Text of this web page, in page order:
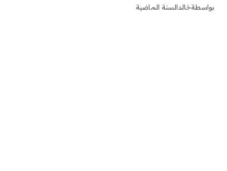
بواسطةخالدالسنة الماضية